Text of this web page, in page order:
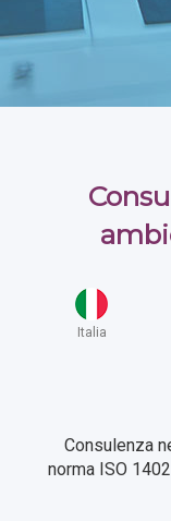
Italia
Consulenza
norma ISO